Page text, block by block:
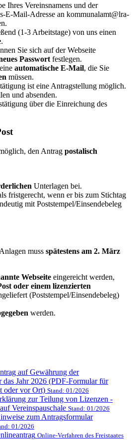
Ihres Vereinsnamens und der
E-Mail-Adresse an kommunalamt@lra-
(1-3 Arbeitstage) von uns einen
.
Sie sich auf der Webseite
Passwort festlegen.
automatische E-Mail, die Sie
müssen.
ist eine Antragstellung möglich.
und absenden.
über die Einreichung des
den Antrag postalisch
Unterlagen bei.
fristgerecht, wenn er bis zum Stichtag
mit Poststempel/Einsendebeleg
muss spätestens am 2. März
Webseite eingereicht werden,
oder einem lizenzierten
(Poststempel/Einsendebeleg)
werden.
auf Gewährung der
das Jahr 2026 (PDF-Formular für
oder vor Ort) Stand: 01/2026
zur Teilung von Lizenzen -
Vereinspauschale Stand: 01/2026
zum Antragsformular
01/2026
Online-Verfahren des Freistaates